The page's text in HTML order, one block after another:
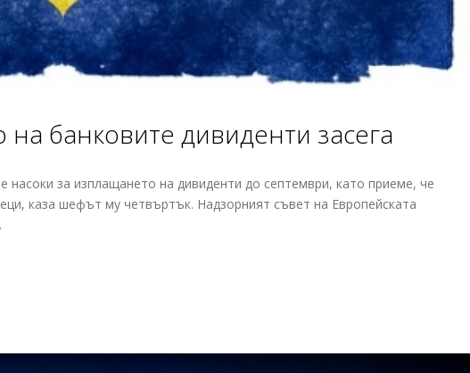
банковите дивиденти засега
за изплащането на дивиденти до септември, като приеме, че
каза шефът му четвъртък. Надзорният съвет на Европейската